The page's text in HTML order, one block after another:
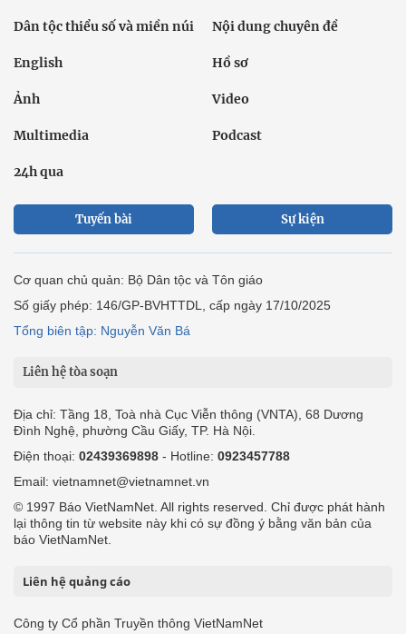
Dân tộc thiểu số và miền núi Nội dung chuyên đề
English Hồ sơ
Ảnh Video
Multimedia Podcast
24h qua
Tuyến bài Sự kiện
Cơ quan chủ quản: Bộ Dân tộc và Tôn giáo
Số giấy phép: 146/GP-BVHTTDL, cấp ngày 17/10/2025
Tổng biên tập: Nguyễn Văn Bá
Liên hệ tòa soạn
Địa chỉ: Tầng 18, Toà nhà Cục Viễn thông (VNTA), 68 Dương
Đình Nghệ, phường Cầu Giấy, TP. Hà Nội.
Điện thoại: 02439369898 - Hotline: 0923457788
Email: vietnamnet@vietnamnet.vn
© 1997 Báo VietNamNet. All rights reserved. Chỉ được phát hành
lại thông tin từ website này khi có sự đồng ý bằng văn bản của
báo VietNamNet.
Liên hệ quảng cáo
Công ty Cổ phần Truyền thông VietNamNet